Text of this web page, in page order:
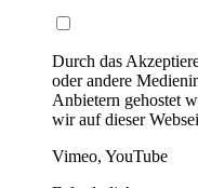
Durch das
oder andere
Anbietern gehostet
wir auf dieser
Vimeo, YouTube